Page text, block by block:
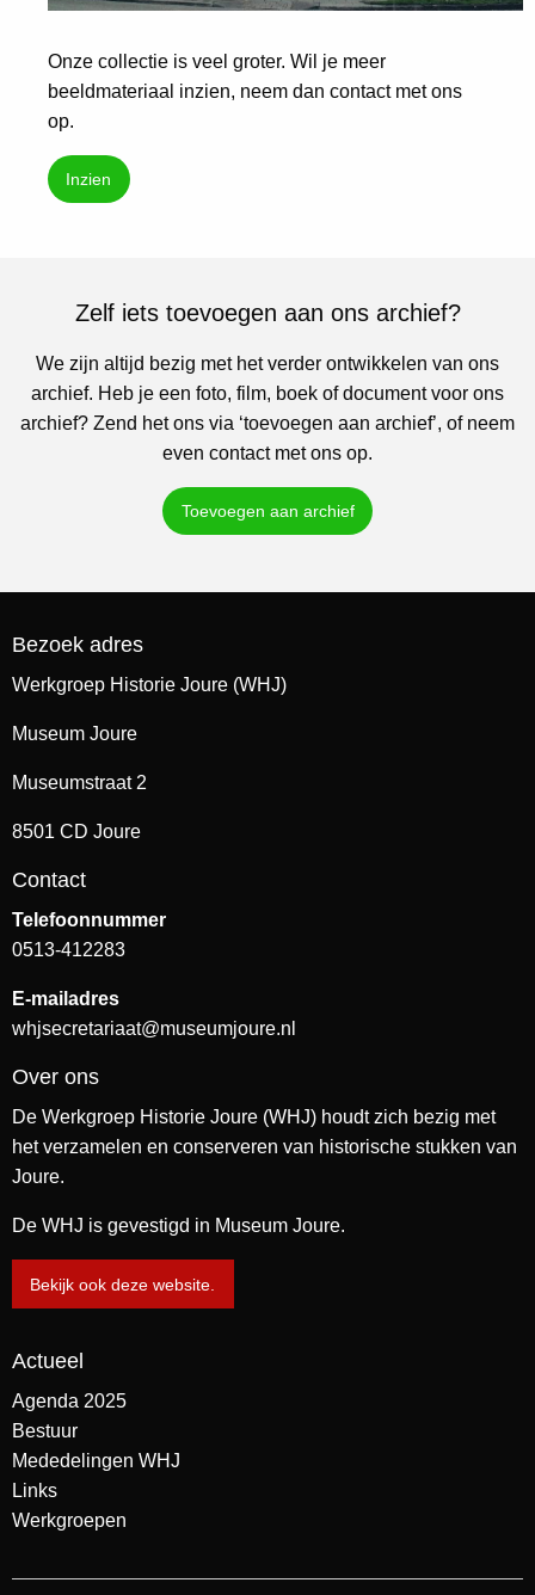
Onze collectie is veel groter. Wil je meer
beeldmateriaal inzien, neem dan contact met ons
op.
Inzien
Zelf iets toevoegen aan ons archief?
We zijn altijd bezig met het verder ontwikkelen van ons
archief. Heb je een foto, film, boek of document voor ons
archief? Zend het ons via ‘toevoegen aan archief’, of neem
even contact met ons op.
Toevoegen aan archief
Bezoek adres
Werkgroep Historie Joure (WHJ)
Museum Joure
Museumstraat 2
8501 CD Joure
Contact
Telefoonnummer
0513-412283
E-mailadres
whjsecretariaat@museumjoure.nl
Over ons
De Werkgroep Historie Joure (WHJ) houdt zich bezig met
het verzamelen en conserveren van historische stukken van
Joure.
De WHJ is gevestigd in Museum Joure.
Bekijk ook deze website.
Actueel
Agenda 2025
Bestuur
Mededelingen WHJ
Links
Werkgroepen